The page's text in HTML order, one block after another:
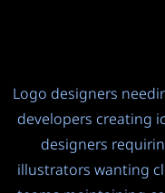
Logo designers
developers creating
designers
illustrators wanting